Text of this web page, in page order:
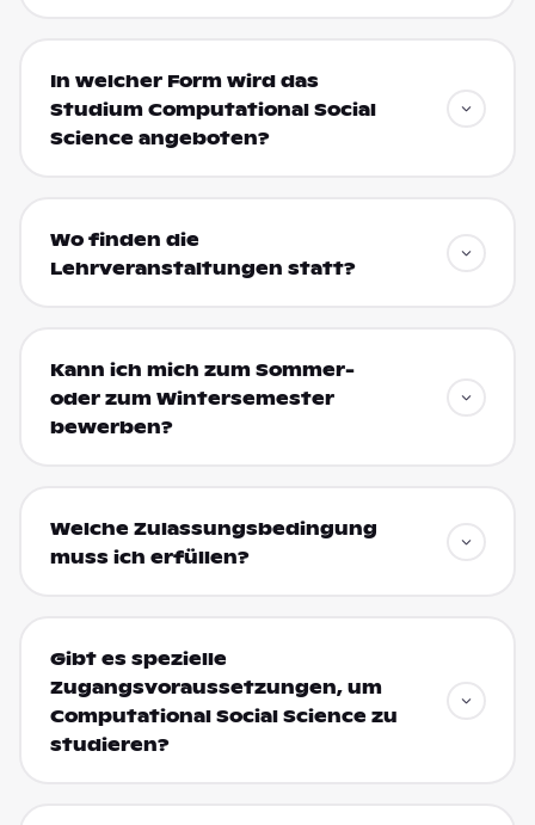
In welcher Form wird das
Studium Computational Social
Science angeboten?
Wo finden die
Lehrveranstaltungen statt?
Kann ich mich zum Sommer-
oder zum Wintersemester
bewerben?
Welche Zulassungsbedingung
muss ich erfüllen?
Gibt es spezielle
Zugangsvoraussetzungen, um
Computational Social Science zu
studieren?